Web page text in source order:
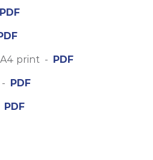
PDF
print - PDF
PDF
PDF